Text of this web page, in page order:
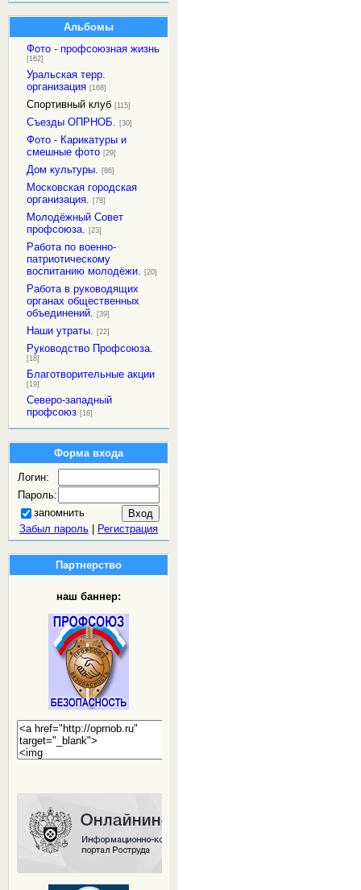
Альбомы
Фото - профсоюзная жизнь
[162]
Уральская терр.
организация [168]
Спортивный клуб [115]
Съезды ОПРНОБ. [30]
Фото - Карикатуры и
смешные фото [29]
Дом культуры. [86]
Московская городская
организация. [78]
Молодёжный Совет
профсоюза. [23]
Работа по военно-
патриотическому
воспитанию молодёжи. [20]
Работа в руководящих
органах общественных
объединений. [39]
Наши утраты. [22]
Руководство Профсоюза.
[18]
Благотворительные акции
[19]
Северо-западный
профсоюз [18]
Форма входа
Логин:
Пароль:
запомнить
Забыл пароль| Регистрация
Партнерство
наш баннер: